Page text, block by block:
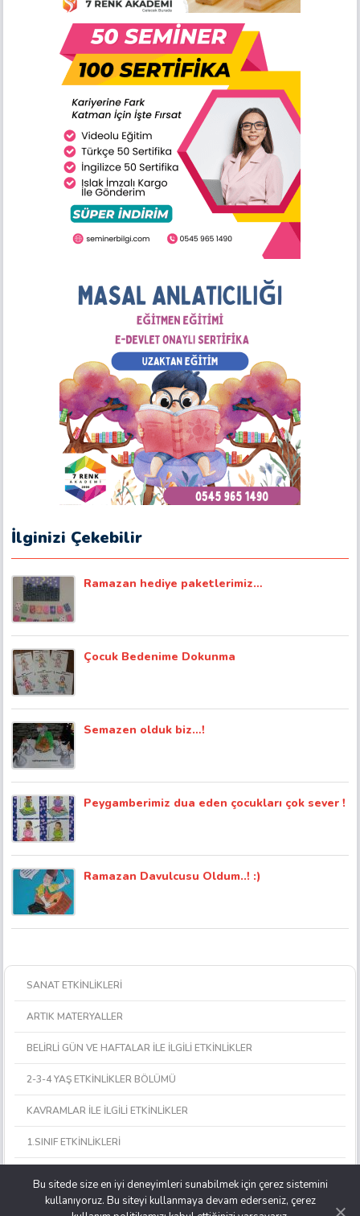
İlginizi Çekebilir
Ramazan hediye paketlerimiz…
Çocuk Bedenime Dokunma
Semazen olduk biz…!
Peygamberimiz dua eden çocukları çok sever !
Ramazan Davulcusu Oldum..! :)
SANAT ETKİNLİKLERİ
ARTIK MATERYALLER
BELİRLİ GÜN VE HAFTALAR İLE İLGİLİ ETKİNLİKLER
2-3-4 YAŞ ETKİNLİKLER BÖLÜMÜ
KAVRAMLAR İLE İLGİLİ ETKİNLİKLER
1.SINIF ETKİNLİKLERİ
OKUL ÖNCESİ OYUNCAK, MATERYAL VE ARAÇ YAPIMI
Bu sitede size en iyi deneyimleri sunabilmek için çerez sistemini
kullanıyoruz. Bu siteyi kullanmaya devam ederseniz, çerez